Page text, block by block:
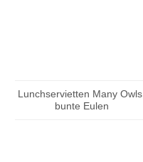
Lunchservietten Many Owls,
bunte Eulen